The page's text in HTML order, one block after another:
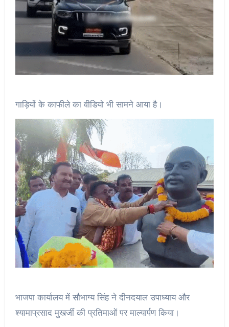
गाड़ियों के काफीले का वीडियो भी सामने आया है।
भाजपा कार्यालय में सौभाग्य सिंह ने दीनदयाल उपाध्याय और
श्यामाप्रसाद मुखर्जी की प्रतिमाओं पर माल्यार्पण किया।